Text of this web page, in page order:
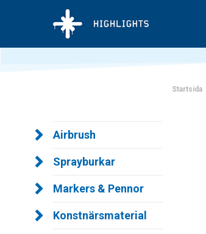
Airbrush
Sprayburkar
Markers & Pennor
Konstnärsmaterial
Startsida